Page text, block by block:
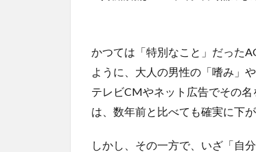
かつては「特別なこと」だった
ように、大人の男性の「嗜み」
テレビCMやネット広告でその
は、数年前と比べても確実に下
しかし、その一方で、いざ「自